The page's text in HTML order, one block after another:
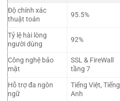
Độ chính xác
thuật toán
95.5%
Tỷ lệ hài lòng
người dùng
92%
Công nghệ bảo
mật
SSL & FireWall
tầng 7
Hỗ trợ đa ngôn
ngữ
Tiếng Việt, Tiếng
Anh